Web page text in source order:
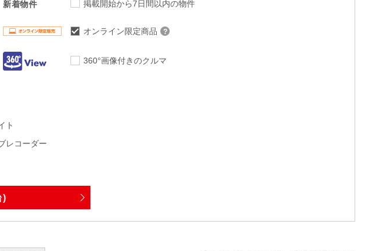
新着物件 掲載開始から7日間以内の物件
オンライン限定商品
360°画像付きのクルマ
ト
レコーダー
車検 指定なし